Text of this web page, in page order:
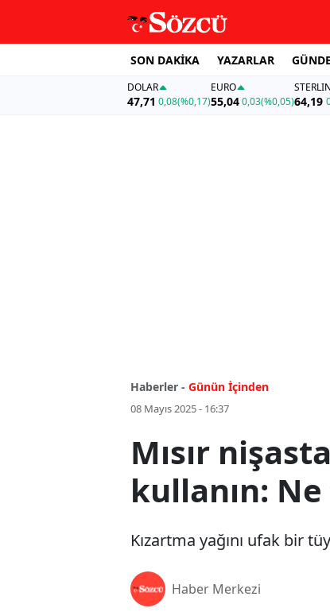
SON DAKİKA YAZARLAR
DOLAR
47,71 0,08(%0,17)
EURO
55,04 0,03(%0,05)
STERLIN
64,19
Haberler - Günün İçinden
08 Mayıs 2025 - 16:37
Mısır
kullanın:
Kızartma yağını ufak bir
Haber Merkezi